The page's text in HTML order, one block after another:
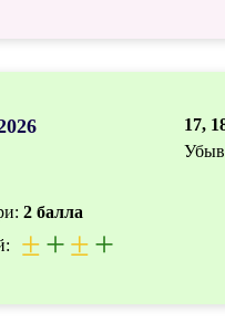
17,
2 балла
±+±+